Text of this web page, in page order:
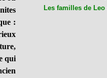
:
qui
Les familles de